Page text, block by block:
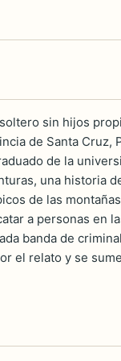
sin hijos
de Santa Cruz,
de la
una historia
de las
a personas en
banda de
el relato y se